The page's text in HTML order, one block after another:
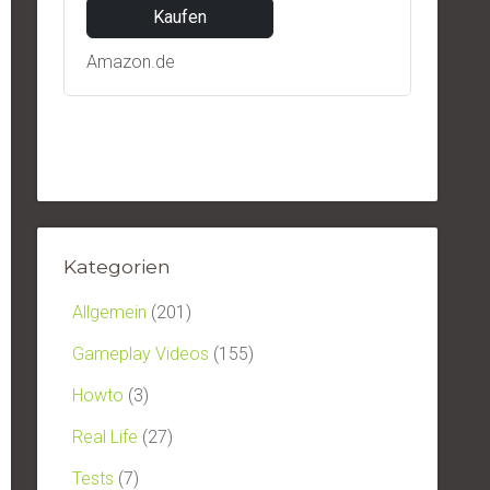
Kaufen
Amazon.de
Kategorien
Allgemein (201)
Gameplay Videos (155)
Howto (3)
Real Life (27)
Tests (7)